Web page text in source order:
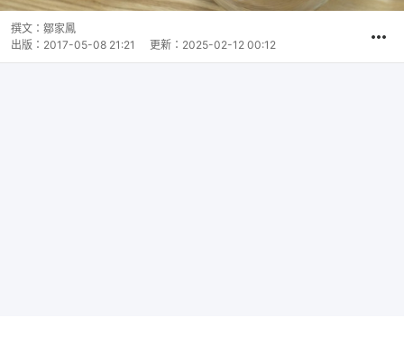
撰文： 鄒家鳳
出版： 2017-05-08 21:21 更新： 2025-02-12 00:12